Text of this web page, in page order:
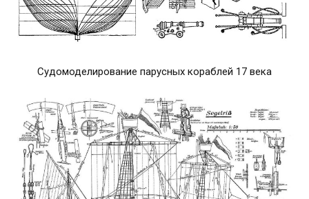
Судомоделирование парусных кораблей 17 века